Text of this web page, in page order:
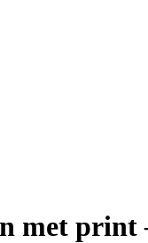
met print